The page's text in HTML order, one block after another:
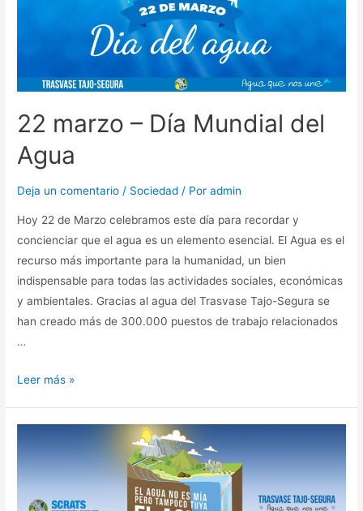
22 marzo – Día Mundial del
Agua
Deja un comentario / Sociedad / Poradmin
Hoy 22 de Marzo celebramos este día para recordar y
concienciar que el agua es un elemento esencial. El Agua es el
recurso más importante para la humanidad, un bien
indispensable para todas las actividades sociales, económicas
y ambientales. Gracias al agua del Trasvase Tajo-Segura se
han creado más de 300.000 puestos de trabajo relacionados
…
Leer más »